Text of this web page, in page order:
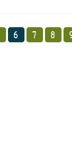
6 7 8